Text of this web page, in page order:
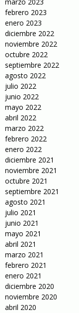
febrero 2023
enero 2023
diciembre 2022
noviembre 2022
octubre 2022
septiembre 2022
agosto 2022
julio 2022
junio 2022
mayo 2022
abril 2022
marzo 2022
febrero 2022
enero 2022
diciembre 2021
noviembre 2021
octubre 2021
septiembre 2021
agosto 2021
julio 2021
junio 2021
mayo 2021
abril 2021
marzo 2021
febrero 2021
enero 2021
diciembre 2020
noviembre 2020
abril 2020